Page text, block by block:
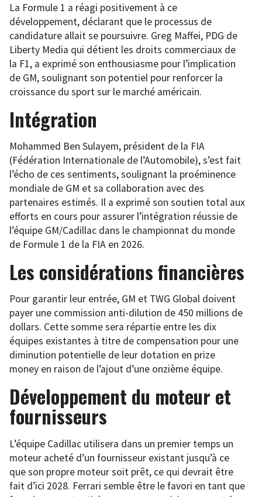
La Formule 1 a réagi positivement à ce
développement, déclarant que le processus de
candidature allait se poursuivre. Greg Maffei, PDG de
Liberty Media qui détient les droits commerciaux de
la F1, a exprimé son enthousiasme pour l’implication
de GM, soulignant son potentiel pour renforcer la
croissance du sport sur le marché américain.
Intégration
Mohammed Ben Sulayem, président de la FIA
(Fédération Internationale de l’Automobile), s’est fait
l’écho de ces sentiments, soulignant la proéminence
mondiale de GM et sa collaboration avec des
partenaires estimés. Il a exprimé son soutien total aux
efforts en cours pour assurer l’intégration réussie de
l’équipe GM/Cadillac dans le championnat du monde
de Formule 1 de la FIA en 2026.
Les considérations financières
Pour garantir leur entrée, GM et TWG Global doivent
payer une commission anti-dilution de 450 millions de
dollars. Cette somme sera répartie entre les dix
équipes existantes à titre de compensation pour une
diminution potentielle de leur dotation en prize
money en raison de l’ajout d’une onzième équipe.
Développement du moteur et
fournisseurs
L’équipe Cadillac utilisera dans un premier temps un
moteur acheté d’un fournisseur existant jusqu’à ce
que son propre moteur soit prêt, ce qui devrait être
fait d’ici 2028. Ferrari semble être le favori en tant que